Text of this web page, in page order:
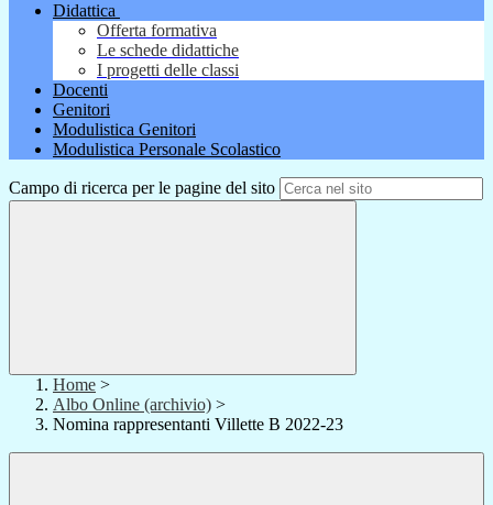
Didattica
Offerta formativa
Le schede didattiche
I progetti delle classi
Docenti
Genitori
Modulistica Genitori
Modulistica Personale Scolastico
Campo di ricerca per le pagine del sito
Home >
Albo Online (archivio) >
Nomina rappresentanti Villette B 2022-23